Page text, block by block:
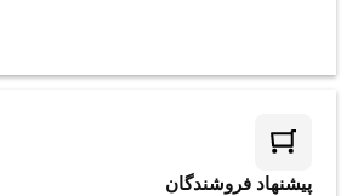
پیشنهاد فروشندگان